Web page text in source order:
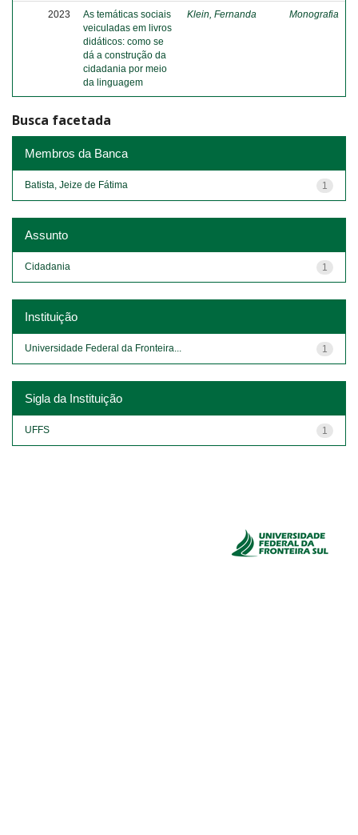
2023
As temáticas sociais
veiculadas em livros
didáticos: como se
dá a construção da
cidadania por meio
da linguagem
Klein, Fernanda Monografia
Busca facetada
Membros da Banca
1
Batista, Jeize de Fátima
Assunto
1
Cidadania
Instituição
1
Universidade Federal da Fronteira...
Sigla da Instituição
1
UFFS